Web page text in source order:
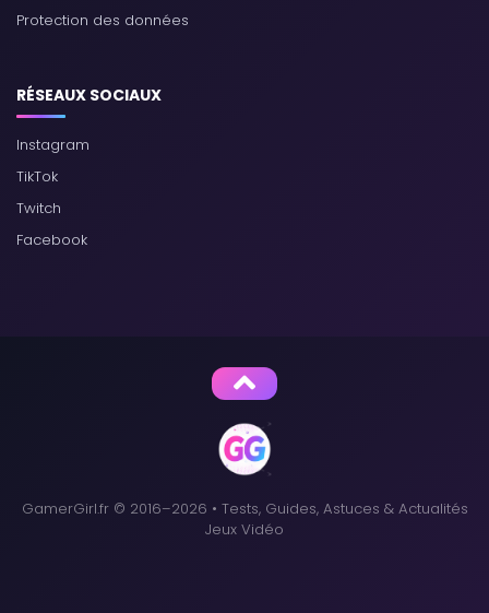
Protection des données
RÉSEAUX SOCIAUX
Instagram
TikTok
Twitch
Facebook
GamerGirl.fr © 2016–2026 • Tests, Guides, Astuces & Actualités
Jeux Vidéo